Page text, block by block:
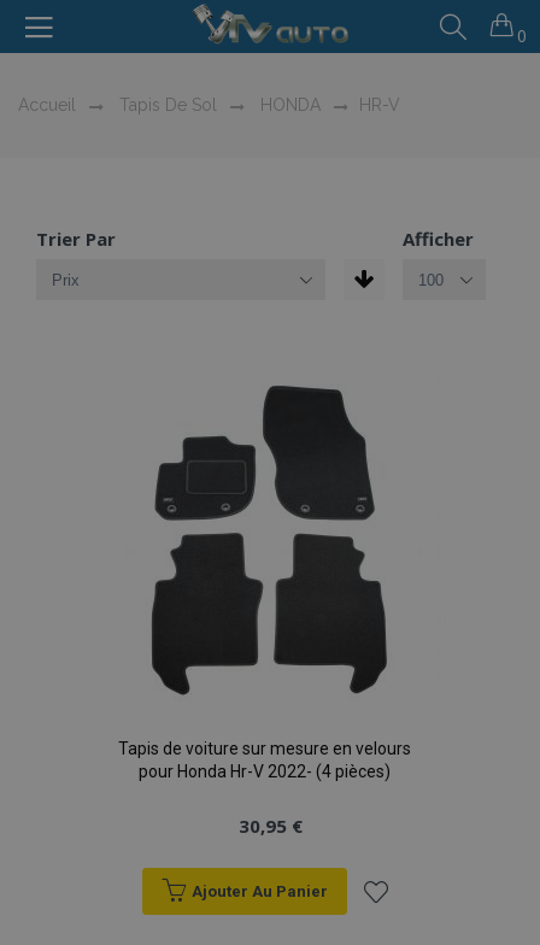
0
Accueil Tapis De Sol HONDA HR-V
Trier Par Afficher
Tapis de voiture sur mesure en velours
pour Honda Hr-V 2022- (4 pièces)
30,95 €
Ajouter Au Panier